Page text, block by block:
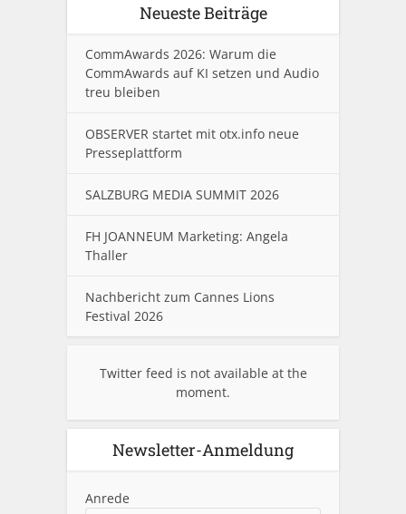
Neueste Beiträge
CommAwards 2026: Warum die
CommAwards auf KI setzen und Audio
treu bleiben
OBSERVER startet mit otx.info neue
Presseplattform
SALZBURG MEDIA SUMMIT 2026
FH JOANNEUM Marketing: Angela
Thaller
Nachbericht zum Cannes Lions
Festival 2026
Twitter feed is not available at the
moment.
Newsletter-Anmeldung
Anrede